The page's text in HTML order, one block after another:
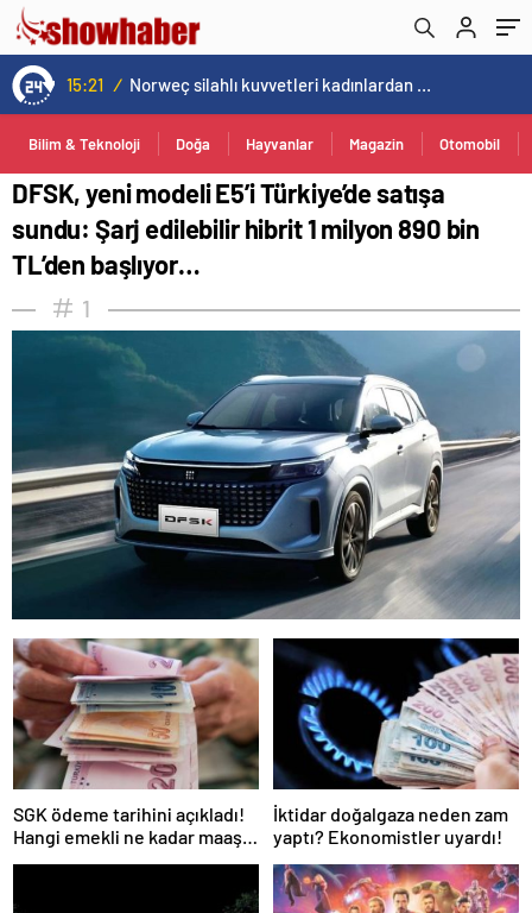
15:21 / Norweç silahlı kuvvetleri kadınlardan oluşan özel kuvvetler eğitimlerini başlattı.
Bilim & Teknoloji Doğa Hayvanlar Magazin Otomobil
DFSK, yeni modeli E5’i Türkiye’de satışa
sundu: Şarj edilebilir hibrit 1 milyon 890 bin
TL’den başlıyor…
1
SGK ödeme tarihini açıkladı!
Hangi emekli ne kadar maaş
farkı alacak?
İktidar doğalgaza neden zam
yaptı? Ekonomistler uyardı!